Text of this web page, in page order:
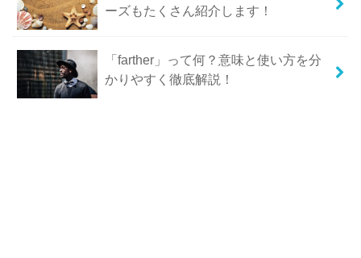
ーズもたくさん紹介します！
「farther」って何？意味と使い方を分
かりやすく徹底解説！